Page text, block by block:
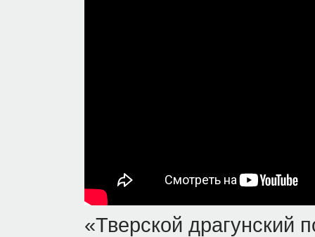
«Тверской драгунский